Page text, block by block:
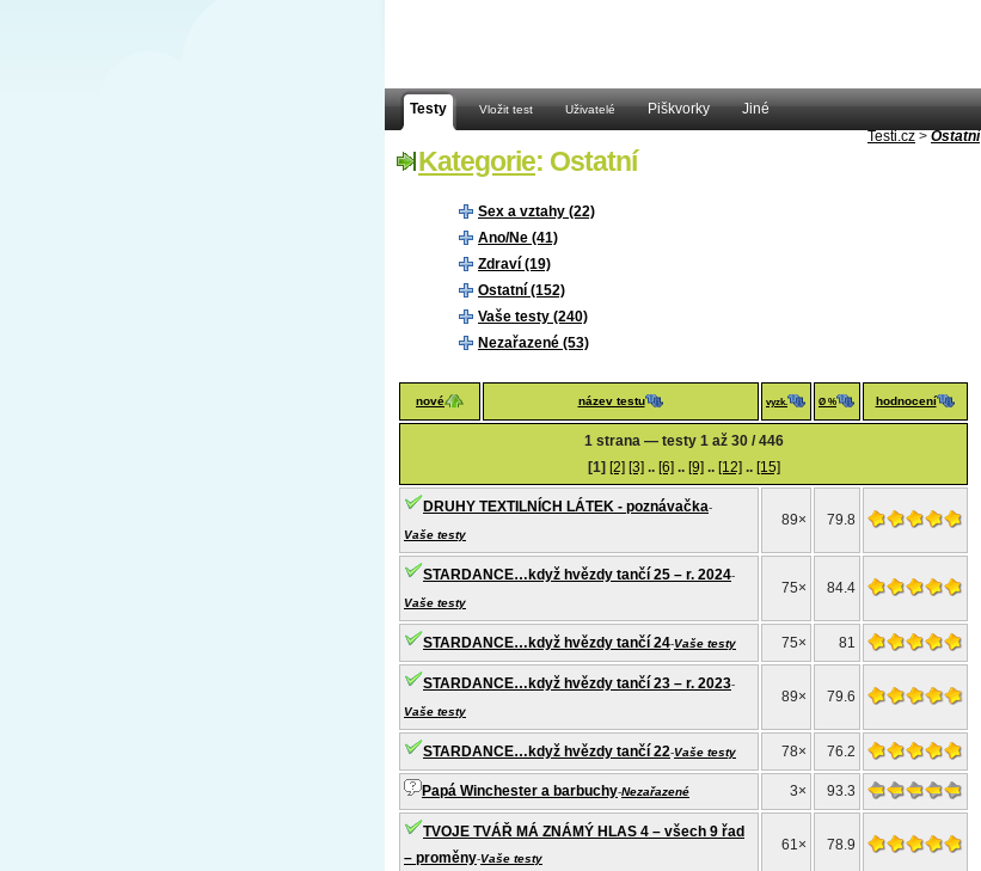
Testy Vložit test Uživatelé Piškvorky
Jiné
Testi.cz > Ostatní
Kategorie: Ostatní
Sex a vztahy (22)
Ano/Ne (41)
Zdraví (19)
Ostatní (152)
Vaše testy (240)
Nezařazené (53)
nové název testu vyzk. Ø % hodnocení
1 strana — testy 1 až 30 / 446
[1] [2] [3] .. [6] .. [9] .. [12] .. [15]
DRUHY TEXTILNÍCH LÁTEK - poznávačka-
Vaše testy
89× 79.8
STARDANCE…když hvězdy tančí 25 – r. 2024-
Vaše testy
75× 84.4
STARDANCE…když hvězdy tančí 24-Vaše testy 75× 81
STARDANCE…když hvězdy tančí 23 – r. 2023-
Vaše testy
89× 79.6
STARDANCE…když hvězdy tančí 22-Vaše testy 78× 76.2
Papá Winchester a barbuchy-Nezařazené 3× 93.3
TVOJE TVÁŘ MÁ ZNÁMÝ HLAS 4 – všech 9 řad
– proměny-Vaše testy
61× 78.9